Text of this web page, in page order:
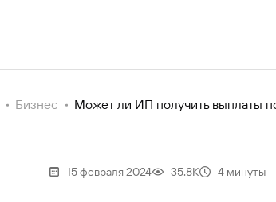
Бизнес Может ли ИП получить выплаты
15 февраля 2024 35.8К 4 минуты